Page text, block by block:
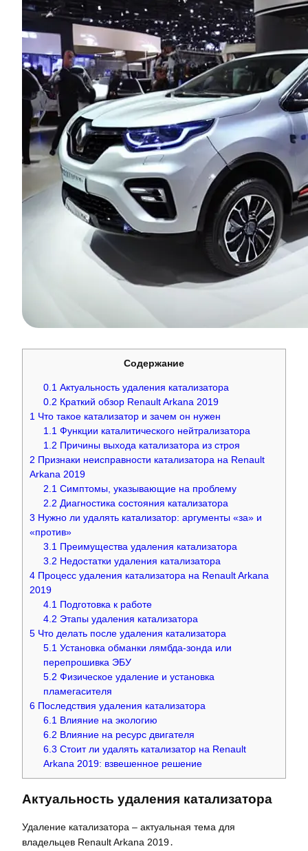
Содержание
0.1 Актуальность удаления катализатора
0.2 Краткий обзор Renault Arkana 2019
1 Что такое катализатор и зачем он нужен
1.1 Функции каталитического нейтрализатора
1.2 Причины выхода катализатора из строя
2 Признаки неисправности катализатора на Renault
Arkana 2019
2.1 Симптомы, указывающие на проблему
2.2 Диагностика состояния катализатора
3 Нужно ли удалять катализатор: аргументы «за» и
«против»
3.1 Преимущества удаления катализатора
3.2 Недостатки удаления катализатора
4 Процесс удаления катализатора на Renault Arkana
2019
4.1 Подготовка к работе
4.2 Этапы удаления катализатора
5 Что делать после удаления катализатора
5.1 Установка обманки лямбда-зонда или
перепрошивка ЭБУ
5.2 Физическое удаление и установка
пламегасителя
6 Последствия удаления катализатора
6.1 Влияние на экологию
6.2 Влияние на ресурс двигателя
6.3 Стоит ли удалять катализатор на Renault
Arkana 2019: взвешенное решение
Актуальность удаления катализатора
Удаление катализатора – актуальная тема для
владельцев Renault Arkana 2019․